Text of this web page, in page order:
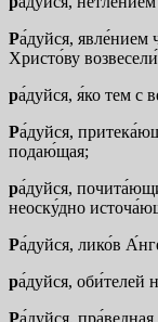
Ра́дуйся,
Христо́ву
ра́дуйся, я́ко тем с
Ра́дуйся,
подаю́щая;
ра́дуйся,
неоску́дно
Ра́дуйся, лико́в
ра́дуйся, оби́телей
Ра́дуйся,